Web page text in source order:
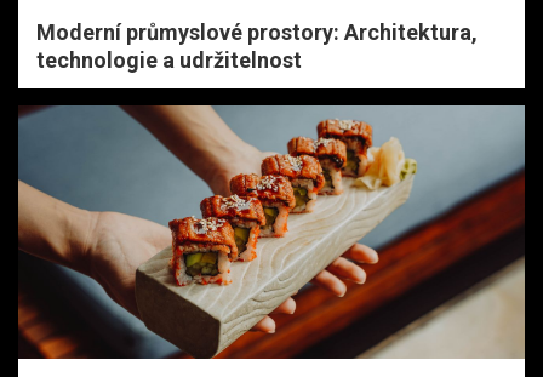
Moderní průmyslové prostory: Architektura,
technologie a udržitelnost